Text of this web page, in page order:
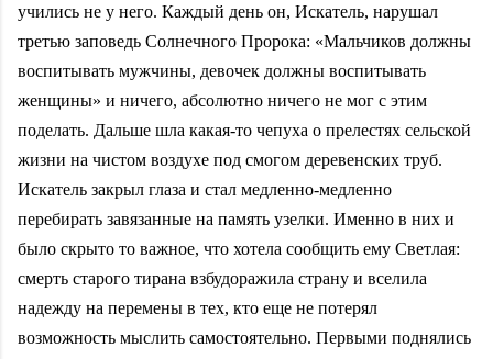
учились не у него. Каждый день он, Искатель, нарушал
третью заповедь Солнечного Пророка: «Мальчиков должны
воспитывать мужчины, девочек должны воспитывать
женщины» и ничего, абсолютно ничего не мог с этим
поделать. Дальше шла какая-то чепуха о прелестях сельской
жизни на чистом воздухе под смогом деревенских труб.
Искатель закрыл глаза и стал медленно-медленно
перебирать завязанные на память узелки. Именно в них и
было скрыто то важное, что хотела сообщить ему Светлая:
смерть старого тирана взбудоражила страну и вселила
надежду на перемены в тех, кто еще не потерял
возможность мыслить самостоятельно. Первыми поднялись